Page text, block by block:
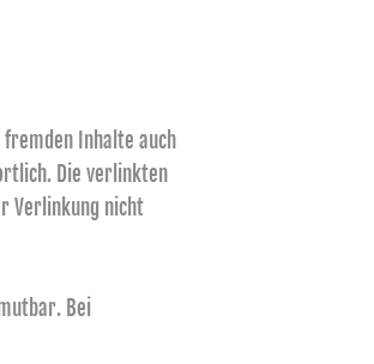
Inhalte auch
Die verlinkten
Verlinkung nicht
Bei